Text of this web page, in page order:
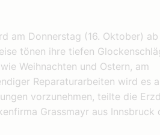
am Donnerstag (16. Oktober) ab
tönen ihre tiefen
Weihnachten und Ostern, am
Reparaturarbeiten wird es
vorzunehmen, teilte die
Grassmayr aus Innsbruck